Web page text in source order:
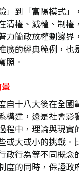
」到「富陽模式」
清權、減權、制權
力簡政放權劃邊界
廣的經典範例，也
照。
自十八大後在全國
構建，還是社會影
程中，理論與現實
或大或小的挑戰。
政行為等不同概念
度的同時，保證政